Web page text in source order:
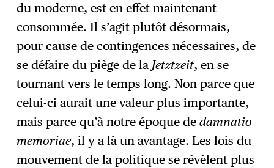
du moderne, est en effet maintenant
consommée. Il s’agit plutôt désormais,
pour cause de contingences nécessaires, de
se défaire du piège de la Jetztzeit, en se
tournant vers le temps long. Non parce que
celui-ci aurait une valeur plus importante,
mais parce qu’à notre époque dedamnatio
memoriae, il y a là un avantage. Les lois du
mouvement de la politique se révèlent plus